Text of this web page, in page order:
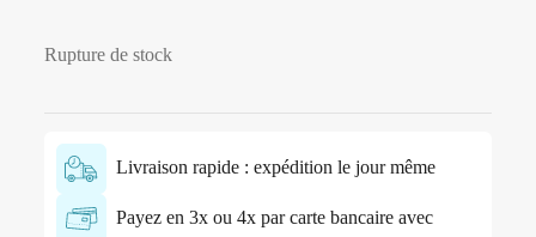
Rupture de stock
Livraison rapide : expédition le jour même
Payez en 3x ou 4x par carte bancaire avec